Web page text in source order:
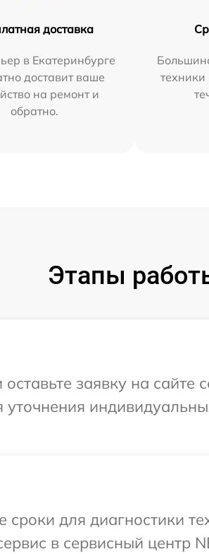
доставка
в Екатеринбурге
доставит ваше
на ремонт и
обратно.
техники
Этапы
заявку на сайте
для диагностики
в сервисный центр